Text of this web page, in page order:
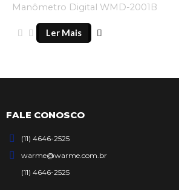
Manômetro Digital WMD-2001B
Ler Mais
FALE CONOSCO
(11) 4646-2525
warme@warme.com.br
(11) 4646-2525